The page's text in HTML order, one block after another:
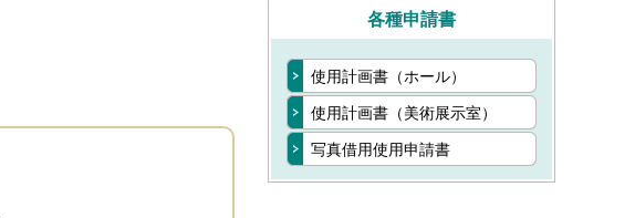
各種申請書
使用計画書（ホール）
使用計画書（美術展示室）
写真借用使用申請書